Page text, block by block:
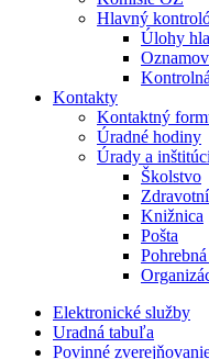
Hlavný
Úlohy
Kontakty
Kontaktný
Úradné hodiny
Úrady a
Školstvo
Knižnica
Pošta
Elektronické služby
Uradná tabuľa
Povinné